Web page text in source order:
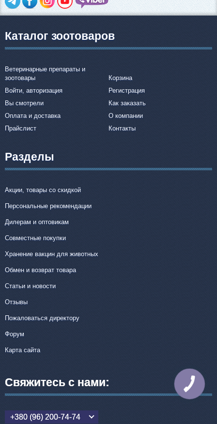
Каталог зоотоваров
Ветеринарные препараты и
зоотовары
Корзина
Войти, авторизация
Регистрация
Вы смотрели
Как заказать
Оплата и доставка
О компании
Прайслист
Контакты
Разделы
Акции, товары со скидкой
Персональные рекомендации
Дилерам и оптовикам
Совместные покупки
Хранение вакцин для животных
Обмен и возврат товара
Статьи и новости
Отзывы
Пожаловаться директору
Форум
Карта сайта
Свяжитесь с нами:
+380 (96) 200-74-74
КНОПКА
СВЯЗИ